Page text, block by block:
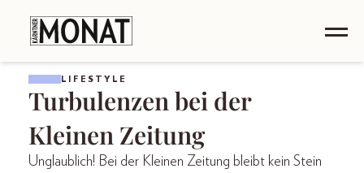
LIFESTYLE
Turbulenzen bei der
Kleinen Zeitung
Unglaublich! Bei der Kleinen Zeitung bleibt kein Stein